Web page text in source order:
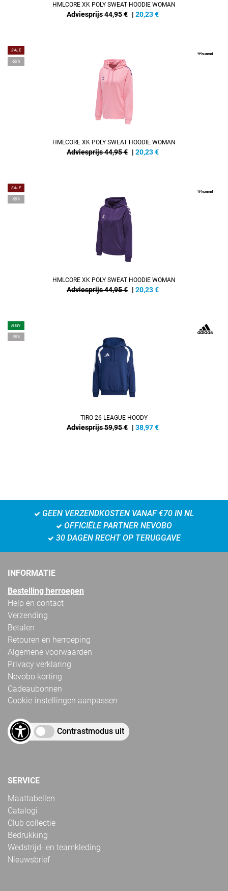
HMLCORE XK POLY SWEAT HOODIE WOMAN
Adviesprijs 44,95 € | 20,23€
SALE
-55%
HMLCORE XK POLY SWEAT HOODIE WOMAN
Adviesprijs 44,95 € | 20,23€
SALE
-55%
HMLCORE XK POLY SWEAT HOODIE WOMAN
Adviesprijs 44,95 € | 20,23€
NEW
-35%
TIRO 26 LEAGUE HOODY
Adviesprijs 59,95 € | 38,97€
GEEN VERZENDKOSTEN VANAF €70 IN NL
OFFICIËLE PARTNER NEVOBO
30 DAGEN RECHT OP TERUGGAVE
INFORMATIE
Bestelling herroepen
Help en contact
Verzending
Betalen
Retouren en herroeping
Algemene voorwaarden
Privacy verklaring
Nevobo korting
Cadeaubonnen
Cookie-instellingen aanpassen
Contrastmodus uit
SERVICE
Maattabellen
Catalogi
Club collectie
Bedrukking
Wedstrijd- en teamkleding
Nieuwsbrief